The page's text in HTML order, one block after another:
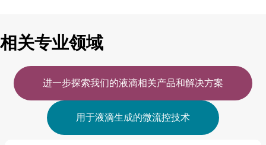
相关专业领域
进一步探索我们的液滴相关产品和解决方案
用于液滴生成的微流控技术